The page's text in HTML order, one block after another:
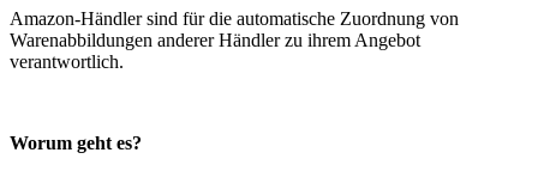
Amazon-Händler sind für die automatische Zuordnung von
Warenabbildungen anderer Händler zu ihrem Angebot
verantwortlich.
Worum geht es?